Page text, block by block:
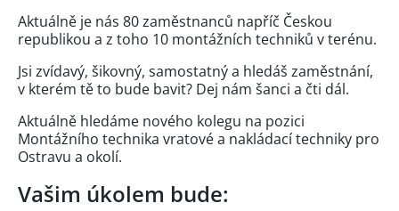
Aktuálně je nás 80 zaměstnanců napříč Českou
republikou a z toho 10 montážních techniků v terénu.
Jsi zvídavý, šikovný, samostatný a hledáš zaměstnání,
v kterém tě to bude bavit? Dej nám šanci a čti dál.
Aktuálně hledáme nového kolegu na pozici
Montážního technika vratové a nakládací techniky pro
Ostravu a okolí.
Vašim úkolem bude: